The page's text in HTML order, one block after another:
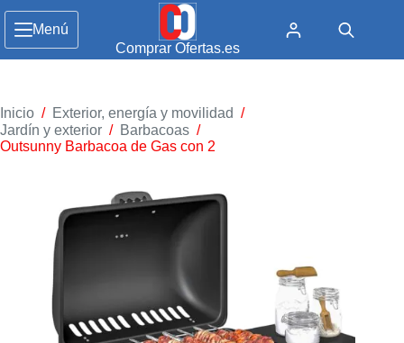
Menú
Comprar Ofertas.es
Inicio / Exterior, energía y movilidad /
Jardín y exterior / Barbacoas /
Outsunny Barbacoa de Gas con 2